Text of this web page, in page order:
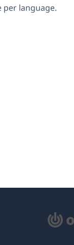
per language.